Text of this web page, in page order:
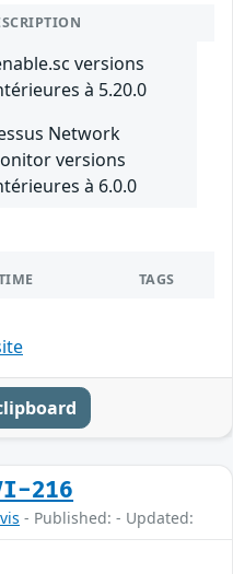
versions
à 5.20.0
Network
versions
à 6.0.0
TAGS
216
- Published: - Updated: